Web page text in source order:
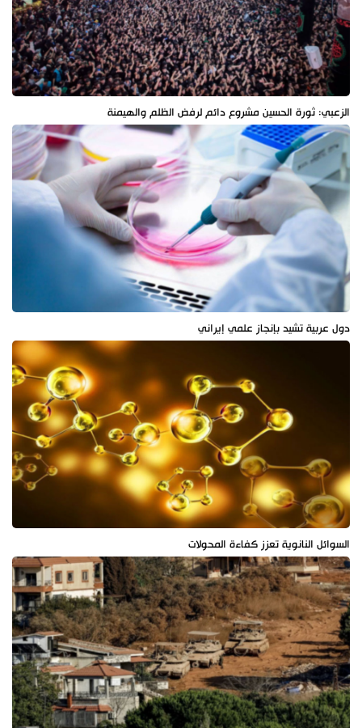
الزعبي: ثورة الحسين مشروع دائم لرفض الظلم والهيمنة
دول عربية تشيد بإنجاز علمي إيراني
السوائل النانوية تعزز كفاءة المحولات